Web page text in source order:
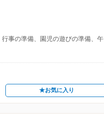
事の準備、園児の遊びの準備、午
★お気に入り